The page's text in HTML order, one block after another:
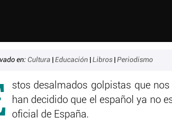
en: Cultura Educación Libros Periodismo
stos desalmados golpistas que nos
han decidido que el español ya no
oficial de España.